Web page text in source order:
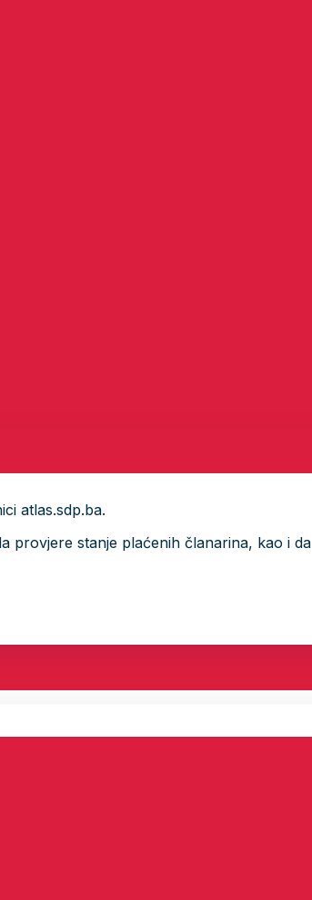
atlas.sdp.ba.
provjere stanje plaćenih članarina, kao i da